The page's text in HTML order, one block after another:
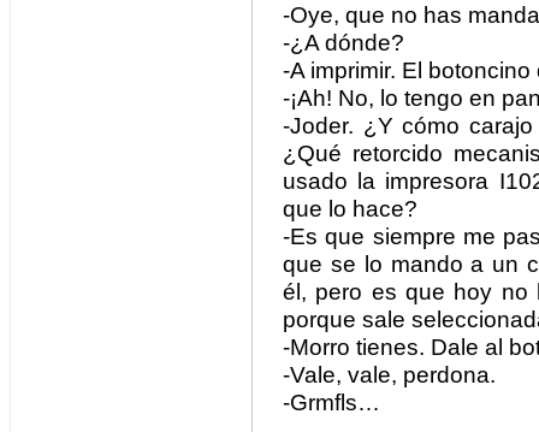
-Oye, que no has
-¿A dónde?
-A imprimir. El
-¡Ah! No, lo tengo en
-Joder. ¿Y cómo
¿Qué retorcido
usado la impresora
que lo hace?
-Es que siempre me
que se lo mando a un
él, pero es que hoy no
porque sale
-Morro tienes. Dale al
-Vale, vale, perdona.
-Grmfls…